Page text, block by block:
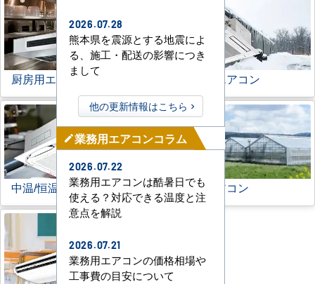
厨房用エアコン 寒冷地用エアコン
中温/恒温用エアコン 農業用エアコン
2026.07.28
熊本県を震源とする地震によ
る、施工・配送の影響につき
まして
他の更新情報はこちら
mode_edit業務用エアコンコラム
2026.07.22
業務用エアコンは酷暑日でも
使える？対応できる温度と注
意点を解説
2026.07.21
業務用エアコンの価格相場や
工事費の目安について